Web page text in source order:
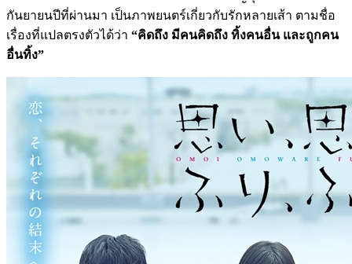
กันยายนปีที่ผ่านมา เป็นภาพยนตร์เกี่ยวกับรักหลายเส้า ตามชื่อ
เรื่องที่แปลตรงตัวได้ว่า “คิดถึง มีคนคิดถึง ทิ้งคนอื่น และถูกคน
อื่นทิ้ง”